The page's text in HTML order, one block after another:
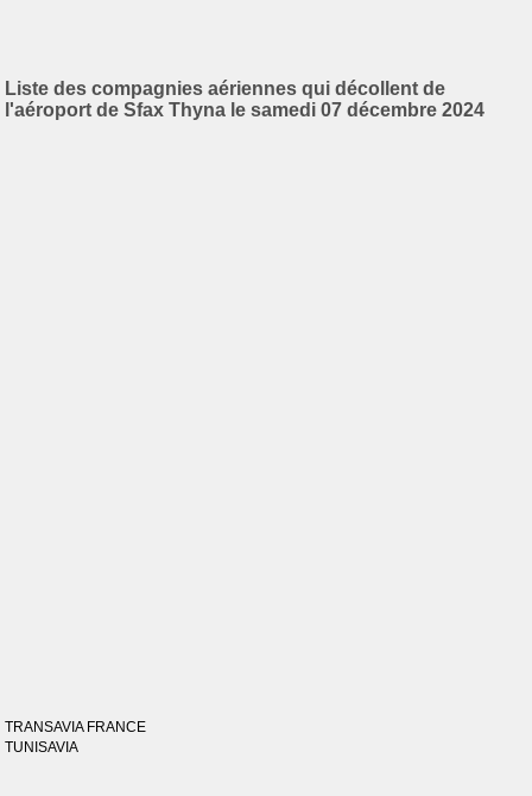
Liste des compagnies aériennes qui décollent de
l'aéroport de Sfax Thyna le samedi 07 décembre 2024
TRANSAVIA FRANCE
TUNISAVIA